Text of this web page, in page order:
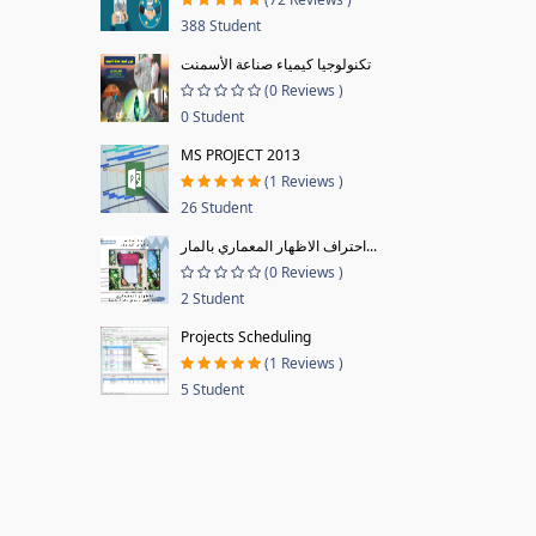
388 Student
تكنولوجيا كيمياء صناعة الأسمنت
(0 Reviews )
0 Student
MS PROJECT 2013
(1 Reviews )
26 Student
احتراف الاظهار المعماري بالمار...
(0 Reviews )
2 Student
Projects Scheduling
(1 Reviews )
5 Student